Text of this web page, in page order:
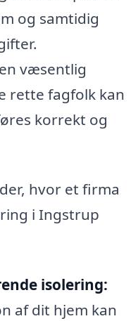
og samtidig
væsentlig
rette fagfolk kan
korrekt og
hvor et firma
i Ingstrup
isolering:
af dit hjem kan